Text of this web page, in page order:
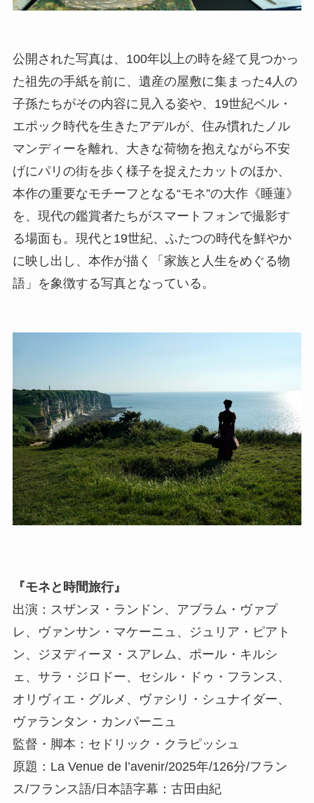
公開された写真は、100年以上の時を経て見つかっ
た祖先の手紙を前に、遺産の屋敷に集まった4人の
子孫たちがその内容に見入る姿や、19世紀ベル・
エポック時代を生きたアデルが、住み慣れたノル
マンディーを離れ、大きな荷物を抱えながら不安
げにパリの街を歩く様子を捉えたカットのほか、
本作の重要なモチーフとなる“モネ”の大作《睡蓮》
を、現代の鑑賞者たちがスマートフォンで撮影す
る場面も。現代と19世紀、ふたつの時代を鮮やか
に映し出し、本作が描く「家族と人生をめぐる物
語」を象徴する写真となっている。
『モネと時間旅行』
出演：スザンヌ・ランドン、アブラム・ヴァプ
レ、ヴァンサン・マケーニュ、ジュリア・ピアト
ン、ジヌディーヌ・スアレム、ポール・キルシ
ェ、サラ・ジロドー、セシル・ドゥ・フランス、
オリヴィエ・グルメ、ヴァシリ・シュナイダー、
ヴァランタン・カンパーニュ
監督・脚本：セドリック・クラピッシュ
原題：La Venue de l’avenir/2025年/126分/フラン
ス/フランス語/日本語字幕：古田由紀